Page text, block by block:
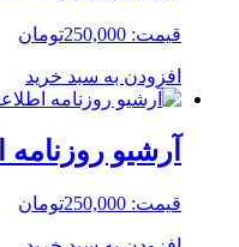
قیمت: 250,000تومان
افزودن به سبد خرید
آرشیو روزنامه
قیمت: 250,000تومان